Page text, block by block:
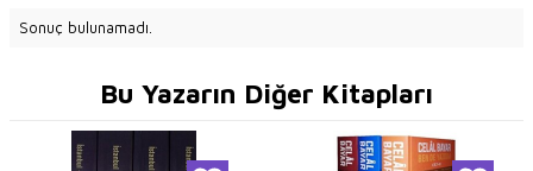
Sonuç bulunamadı.
Bu Yazarın Diğer Kitapları